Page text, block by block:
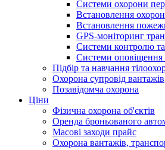
Системи охорони
Встановлення
Встановлення
GPS-моніторинг
Системи контролю
Системи
Підбір та навчання
Охорона супровід вантажів
Позавідомча охорона
Ціни
Фізична охорона об'єктів
Оренда броньованого
Масові заходи прайс
Охорона вантажів,